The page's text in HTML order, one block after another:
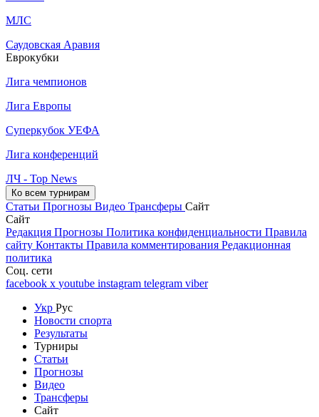
МЛС
Саудовская Аравия
Еврокубки
Лига чемпионов
Лига Европы
Суперкубок УЕФА
Лига конференций
ЛЧ - Top News
Ко всем турнирам
Статьи Прогнозы Видео Трансферы Сайт
Сайт
Редакция Прогнозы Политика конфиденциальности Правила
сайту Контакты Правила комментирования Редакционная
политика
Соц. сети
facebook x youtube instagram telegram viber
Укр Рус
Новости спорта
Результаты
Турниры
Статьи
Прогнозы
Видео
Трансферы
Сайт